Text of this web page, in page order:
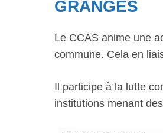
GRANGES
Le CCAS anime une
commune. Cela en
Il participe à la lutte
institutions menant